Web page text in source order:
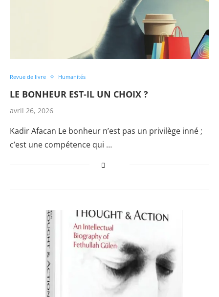
Revue de livre Humanités
LE BONHEUR EST-IL UN CHOIX ?
avril 26, 2026
Kadir Afacan Le bonheur n’est pas un privilège inné ;
c’est une compétence qui …